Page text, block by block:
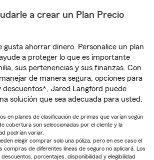
a crear un Plan Precio
gusta ahorrar dinero. Personalice un plan
a proteger lo que es importante
sus pertenencias y sus finanzas. Con
de manera segura, opciones para
descuentos*, Jared Langford puede
solución que sea adecuada para usted.
en planes de clasificación de primas que varían según
cobertura son seleccionadas por el cliente y la
podrían variar.
elegir comprar solo una póliza, pero en ese caso el
compras de diferentes líneas de seguro no aplicará. Los
porcentajes, disponibilidad y elegibilidad